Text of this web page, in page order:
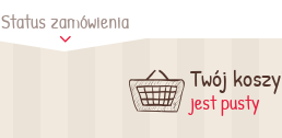
Sprawdź
Status zamówienia
Twój
jest pusty